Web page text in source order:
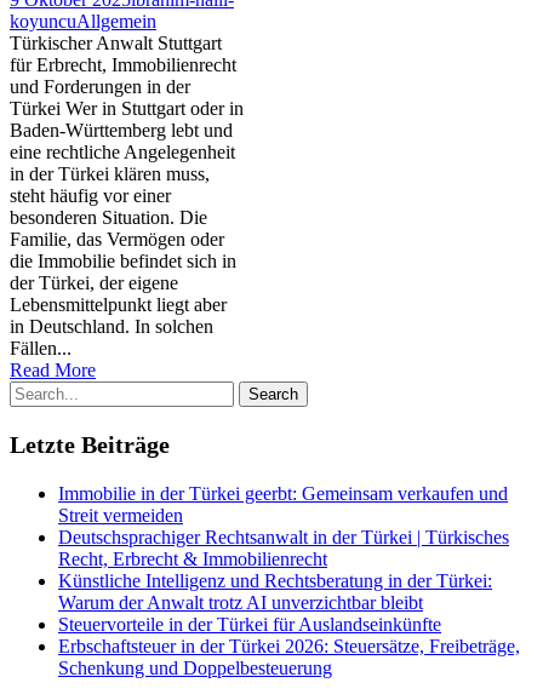
koyuncuAllgemein
Türkischer Anwalt Stuttgart
für Erbrecht, Immobilienrecht
und Forderungen in der
Türkei Wer in Stuttgart oder in
Baden-Württemberg lebt und
eine rechtliche Angelegenheit
in der Türkei klären muss,
steht häufig vor einer
besonderen Situation. Die
Familie, das Vermögen oder
die Immobilie befindet sich in
der Türkei, der eigene
Lebensmittelpunkt liegt aber
in Deutschland. In solchen
Fällen...
Read More
Letzte Beiträge
Immobilie in der Türkei geerbt: Gemeinsam verkaufen und
Streit vermeiden
Deutschsprachiger Rechtsanwalt in der Türkei | Türkisches
Recht, Erbrecht & Immobilienrecht
Künstliche Intelligenz und Rechtsberatung in der Türkei:
Warum der Anwalt trotz AI unverzichtbar bleibt
Steuervorteile in der Türkei für Auslandseinkünfte
Erbschaftsteuer in der Türkei 2026: Steuersätze, Freibeträge,
Schenkung und Doppelbesteuerung